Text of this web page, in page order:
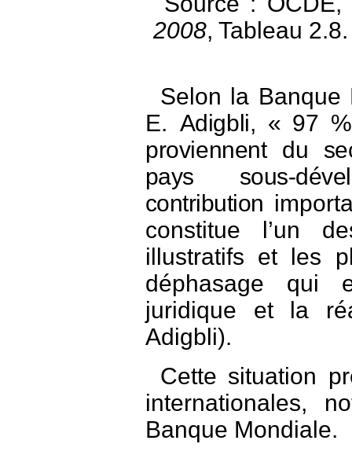
2008, Tableau 2.8.
Selon la Banque
E. Adigbli, « 97
proviennent du
pays sous-
contribution
constitue l’un
illustratifs et les
déphasage qui
juridique et la
Adigbli).
Cette situation
internationales,
Banque Mondiale.